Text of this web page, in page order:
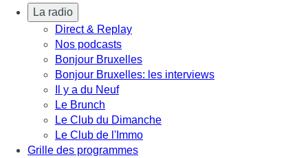
La radio
Direct & Replay
Nos podcasts
Bonjour Bruxelles
Bonjour Bruxelles: les interviews
Il y a du Neuf
Le Brunch
Le Club du Dimanche
Le Club de l'Immo
Grille des programmes